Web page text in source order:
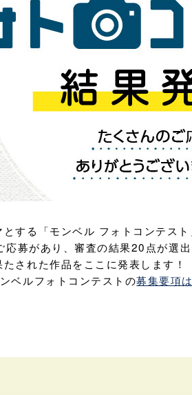
する「モンベル フォトコンテスト
募があり、審査の結果20点が選
たされた作品をここに発表します
ベルフォトコンテストの募集要項